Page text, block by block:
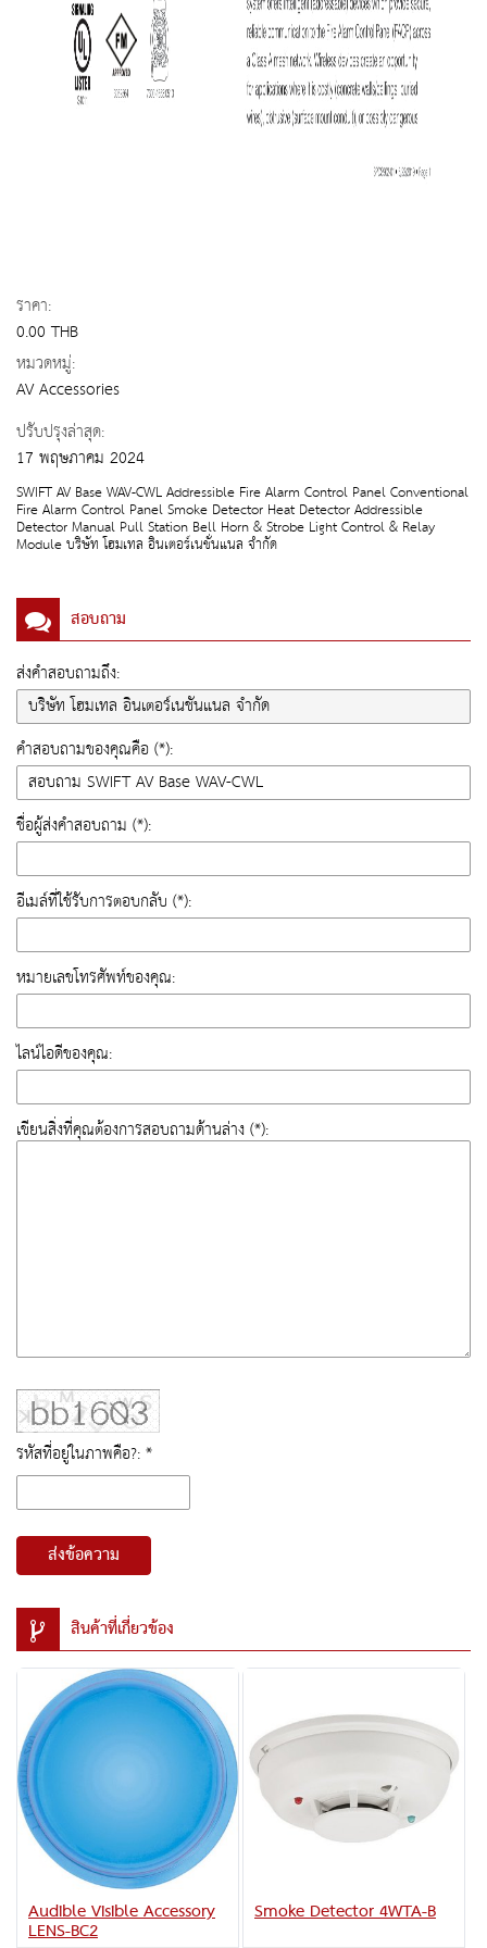
ราคา:
0.00 THB
หมวดหมู่:
AV Accessories
ปรับปรุงล่าสุด:
17 พฤษภาคม 2024
SWIFT AV Base WAV-CWL Addressible Fire Alarm Control Panel Conventional
Fire Alarm Control Panel Smoke Detector Heat Detector Addressible
Detector Manual Pull Station Bell Horn & Strobe Light Control & Relay
Module บริษัท โฮมเทล อินเตอร์เนชั่นแนล จำกัด
สอบถาม
ส่งคำสอบถามถึง:
คำสอบถามของคุณคือ (*):
ชื่อผู้ส่งคำสอบถาม (*):
อีเมล์ที่ใช้รับการตอบกลับ (*):
หมายเลขโทรศัพท์ของคุณ:
ไลน์ไอดีของคุณ:
เขียนสิ่งที่คุณต้องการสอบถามด้านล่าง (*):
รหัสที่อยู่ในภาพคือ?: *
ส่งข้อความ
สินค้าที่เกี่ยวข้อง
Audible Visible Accessory
LENS-BC2
Smoke Detector 4WTA-B